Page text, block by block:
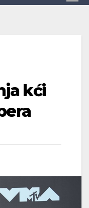
kći